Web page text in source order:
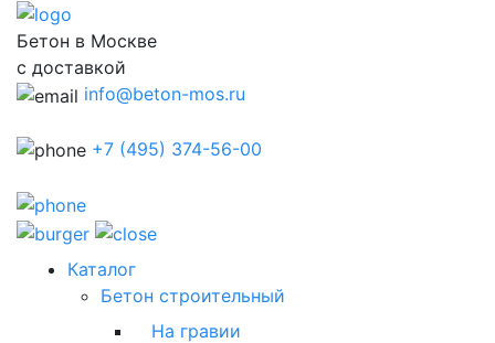
Бетон в Москве
с доставкой
info@beton-mos.ru
+7 (495) 374-56-00
Каталог
Бетон строительный
На гравии